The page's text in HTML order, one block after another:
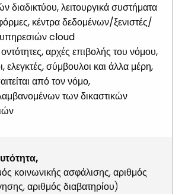
διαδικτύου, λειτουργικά συστήματα
κέντρα δεδομένων/ξενιστές/
cloud
αρχές επιβολής του νόμου,
ελεγκτές, σύμβουλοι και άλλα μέρη,
από τον νόμο,
των δικαστικών
κοινωνικής ασφάλισης, αριθμός
αριθμός διαβατηρίου)